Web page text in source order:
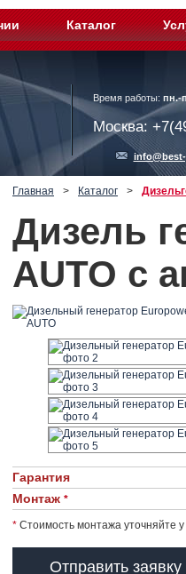
Каталог
Время работы: пн.-
Москва:
Главная > Каталог >
Дизель
AUTO с
Гарантия
Монтаж *
* Стоимость монтажа уточняйте
Отправить